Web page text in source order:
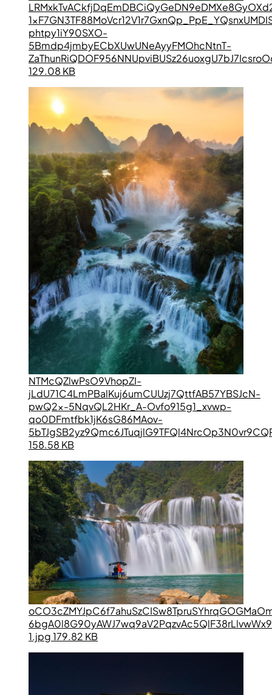
phtpy1iY90SXO-
5Bmdp4jmbyECbXUwUNeAyyFMOhcNtnT-
129.08 KB
NTMcQZlwPsO9VhopZI-
jLdU71C4LmPBalKuj6umCUUzj7QttfAB57YBSJcN-
pwQ2x-5NqvQL2HKr_A-Ovfo915g1_xvwp-
qo0DFmtfbk1jK6sG86MAov-
158.58 KB
1.jpg 179.82 KB